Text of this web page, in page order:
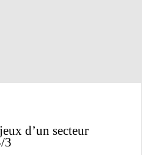
d’un secteur
3